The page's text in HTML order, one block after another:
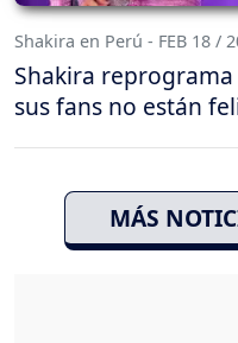
Shakira en Perú - FEB 18 /
Shakira
sus fans no están
MÁS